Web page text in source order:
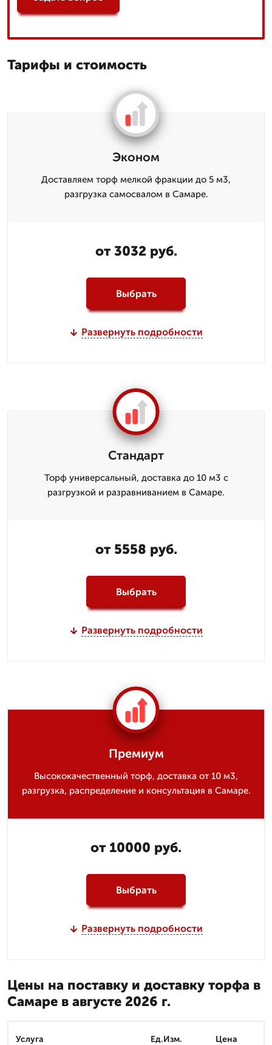
Тарифы и стоимость
Эконом
Доставляем торф мелкой фракции до 5 м3,
разгрузка самосвалом в Самаре.
от 3032 руб.
Выбрать
Развернуть подробности
Стандарт
Торф универсальный, доставка до 10 м3 с
разгрузкой и разравниванием в Самаре.
от 5558 руб.
Выбрать
Развернуть подробности
Премиум
Высококачественный торф, доставка от 10 м3,
разгрузка, распределение и консультация в Самаре.
от 10000 руб.
Выбрать
Развернуть подробности
Цены на поставку и доставку торфа в
Самаре в августе 2026 г.
Услуга Ед.Изм. Цена